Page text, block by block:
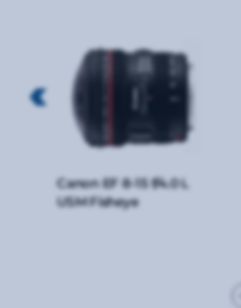
Canon EF 8-15 f/4.0 L
USM Fisheye